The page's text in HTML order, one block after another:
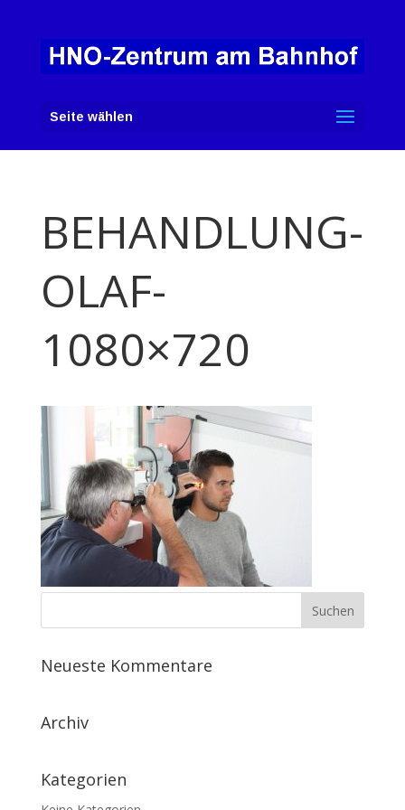
Seite wählen
BEHANDLUNG-
OLAF-
1080×720
Neueste Kommentare
Archiv
Kategorien